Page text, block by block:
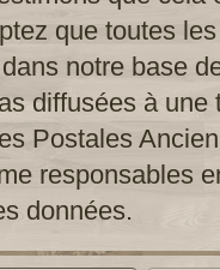
que toutes
notre base
diffusées à une
Postales
responsables
données.